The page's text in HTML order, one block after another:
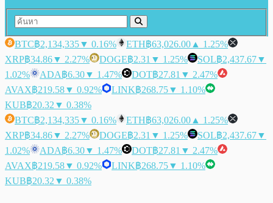
BTC฿2,134,335▼ 0.16% ETH฿63,026.00 ▲ 1.25%
XRP฿34.86▼ 2.27% DOGE฿2.31 ▼ 1.25% SOL฿2,437.67▼
1.02%
ADA฿6.30▼ 1.47% DOT฿27.81 ▼ 2.47%
AVAX฿219.58▼ 0.92% LINK฿268.75▼ 1.10%
KUB฿20.32 ▼ 0.38%
BTC฿2,134,335▼ 0.16% ETH฿63,026.00 ▲ 1.25%
XRP฿34.86▼ 2.27% DOGE฿2.31 ▼ 1.25% SOL฿2,437.67▼
1.02%
ADA฿6.30▼ 1.47% DOT฿27.81 ▼ 2.47%
AVAX฿219.58▼ 0.92% LINK฿268.75▼ 1.10%
KUB฿20.32 ▼ 0.38%